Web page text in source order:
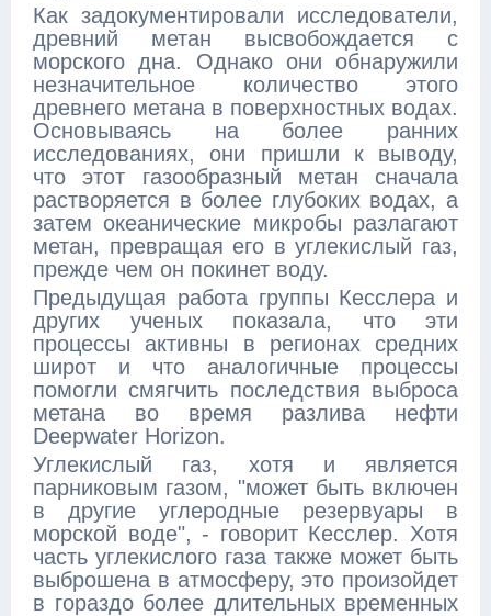
Как задокументировали исследователи,
древний метан высвобождается с
морского дна. Однако они обнаружили
незначительное количество этого
древнего метана в поверхностных водах.
Основываясь на более ранних
исследованиях, они пришли к выводу,
что этот газообразный метан сначала
растворяется в более глубоких водах, а
затем океанические микробы разлагают
метан, превращая его в углекислый газ,
прежде чем он покинет воду.
Предыдущая работа группы Кесслера и
других ученых показала, что эти
процессы активны в регионах средних
широт и что аналогичные процессы
помогли смягчить последствия выброса
метана во время разлива нефти
Deepwater Horizon.
Углекислый газ, хотя и является
парниковым газом, "может быть включен
в другие углеродные резервуары в
морской воде", - говорит Кесслер. Хотя
часть углекислого газа также может быть
выброшена в атмосферу, это произойдет
в гораздо более длительных временных